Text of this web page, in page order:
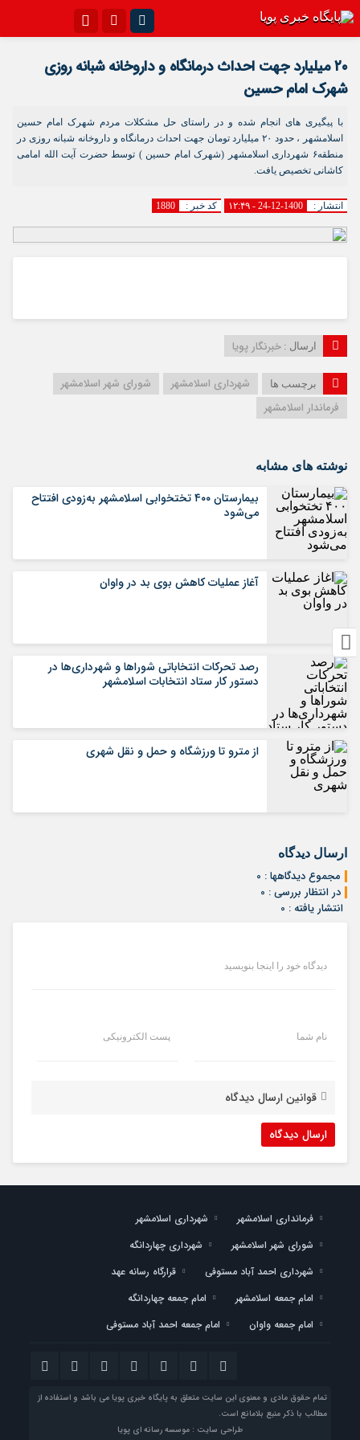
سروش
آپارات
اپلیکیشن
۲۰ میلیارد جهت احداث درمانگاه و داروخانه شبانه روزی
شهرک امام حسین
با پیگیری های انجام شده و در راستای حل مشکلات مردم شهرک امام حسین
اسلامشهر ، حدود ۲۰ میلیارد تومان جهت احداث درمانگاه و داروخانه شبانه روزی در
منطقه۶ شهرداری اسلامشهر (شهرک امام حسین ) توسط حضرت آیت الله امامی
کاشانی تخصیص یافت.
انتشار : 1400-12-24 - ۱۲:۴۹ کد خبر : 1880
ارسال : خبرنگار پویا
برچسب ها شهرداری اسلامشهر
شورای شهر اسلامشهر
فرماندار اسلامشهر
نوشته های مشابه
بیمارستان ۴۰۰ تختخوابی اسلامشهر به‌زودی افتتاح
می‌شود
آغاز عملیات کاهش بوی بد در واوان
رصد تحرکات انتخاباتی شوراها و شهرداری‌ها در
دستور کار ستاد انتخابات اسلامشهر
از مترو تا ورزشگاه و حمل‌ و نقل شهری
ارسال دیدگاه
مجموع دیدگاهها : 0
در انتظار بررسی : 0
انتشار یافته : 0
دیدگاه خود را اینجا بنویسید
نام شما پست الکترونیکی
قوانین ارسال دیدگاه
فرمانداری اسلامشهر
شهرداری اسلامشهر
شورای شهر اسلامشهر
شهرداری چهاردانگه
شهرداری احمد آباد مستوفی
قرارگاه رسانه عهد
امام جمعه اسلامشهر
امام جمعه چهاردانگه
امام جمعه واوان
امام جمعه احمد آباد مستوفی
تمام حقوق مادی و معنوی این سایت متعلق به پایگاه خبری پویا می باشد و استفاده از
مطالب با ذکر منبع بلامانع است.
طراحی سایت : موسسه رسانه ای پویا